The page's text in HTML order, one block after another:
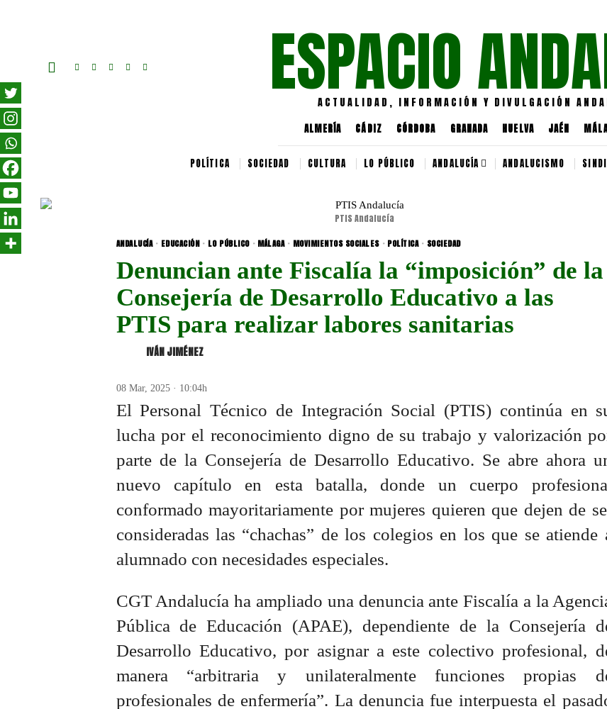
ESPACIO
ACTUALIDAD, INFORMACIÓN Y DIVULGACIÓN
ALMERÍA CÁDIZ CÓRDOBA GRANADA HUELVA JAÉN
POLÍTICA SOCIEDAD CULTURA LO PÚBLICO ANDALUCÍA ANDALUCISMO
PTIS Andalucía
ANDALUCÍA · EDUCACIÓN · LO PÚBLICO · MÁLAGA · MOVIMIENTOS SOCIALES · POLÍTICA · SOCIEDAD
Denuncian ante Fiscalía la “imposición” de la
Consejería de Desarrollo Educativo a las
PTIS para realizar labores sanitarias
IVÁN JIMÉNEZ
08 Mar, 2025 · 10:04h
El Personal Técnico de Integración Social (PTIS) continúa en
lucha por el reconocimiento digno de su trabajo y valorización
parte de la Consejería de Desarrollo Educativo. Se abre ahora
nuevo capítulo en esta batalla, donde un cuerpo
conformado mayoritariamente por mujeres quieren que dejen de
consideradas las “chachas” de los colegios en los que se atiende
alumnado con necesidades especiales.
CGT Andalucía ha ampliado una denuncia ante Fiscalía a la
Pública de Educación (APAE), dependiente de la Consejería
Desarrollo Educativo, por asignar a este colectivo profesional,
manera “arbitraria y unilateralmente funciones propias
profesionales de enfermería”. La denuncia fue interpuesta el